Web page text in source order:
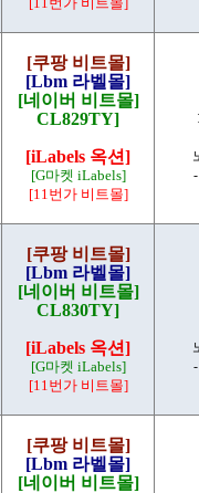
[쿠팡 비트몰]
[Lbm 라벨몰]
[네이버 비트몰]
CL829TY]
[iLabels 옥션]
[G마켓 iLabels]
[11번가 비트몰]
[쿠팡 비트몰]
[Lbm 라벨몰]
[네이버 비트몰]
CL830TY]
[iLabels 옥션]
[G마켓 iLabels]
[11번가 비트몰]
[쿠팡 비트몰]
[Lbm 라벨몰]
[네이버 비트몰]